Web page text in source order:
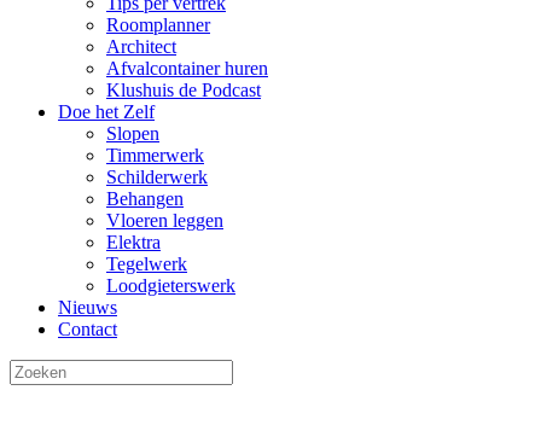
Roomplanner
Architect
Afvalcontainer huren
Klushuis de Podcast
Doe het Zelf
Slopen
Timmerwerk
Schilderwerk
Behangen
Vloeren leggen
Elektra
Tegelwerk
Loodgieterswerk
Nieuws
Contact